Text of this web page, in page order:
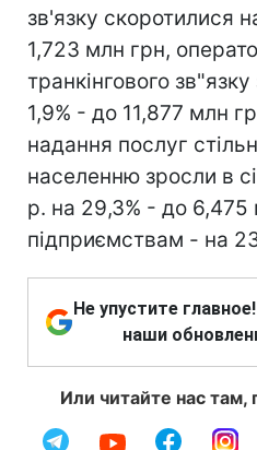
зв'язку скоротилися
1,723 млн грн,
транкінгового
1,9% - до 11,877 млн
надання послуг
населенню зросли в
р. на 29,3% - до 6,475
підприємствам - на
Не упустите
наши
Или читайте нас там,